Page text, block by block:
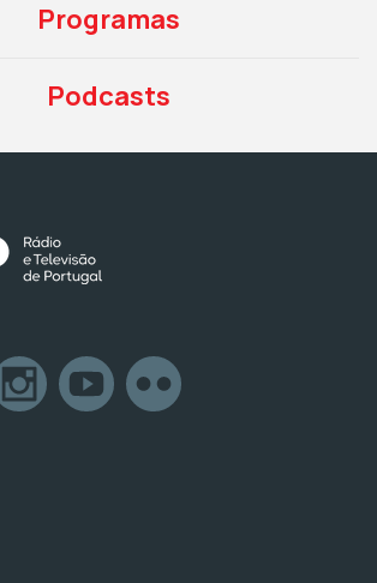
Programas
Podcasts